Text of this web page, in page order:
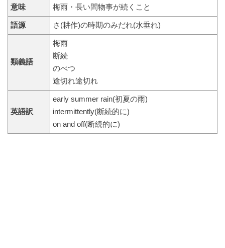
意味 梅雨・長い間物事が続くこと
語源 さ(耕作)の時期のみだれ(水垂れ)
類義語
梅雨
断続
のべつ
途切れ途切れ
英語訳
early summer rain(初夏の雨)
intermittently(断続的に)
on and off(断続的に)